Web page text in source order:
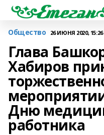
Общество 26 ИЮНЯ 2020, 15:26
Глава
Хабиров
Дню
работника